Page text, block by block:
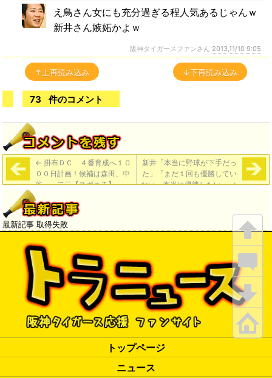
え鳥さん女にも充分過ぎる程人気あるじゃんｗ
新井さん嫉妬かよｗ
阪神タイガースファンさん 2013,11/10 9:05
↑上再読み込み ↓下再読み込み
73 件のコメント
← 掛布ＤＣ ４番育成へ１０
００日計画！候補は森田、中
谷、一二三【スポニチ】
新井「本当に野球が下手だっ
た」「まだ１回も優勝してい
ない。本当に優勝したい」→
最新記事 取得失敗
トップページ
ニュース